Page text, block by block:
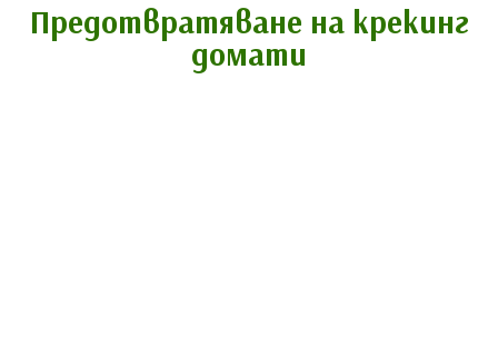
Предотвратяване на крекинг
домати